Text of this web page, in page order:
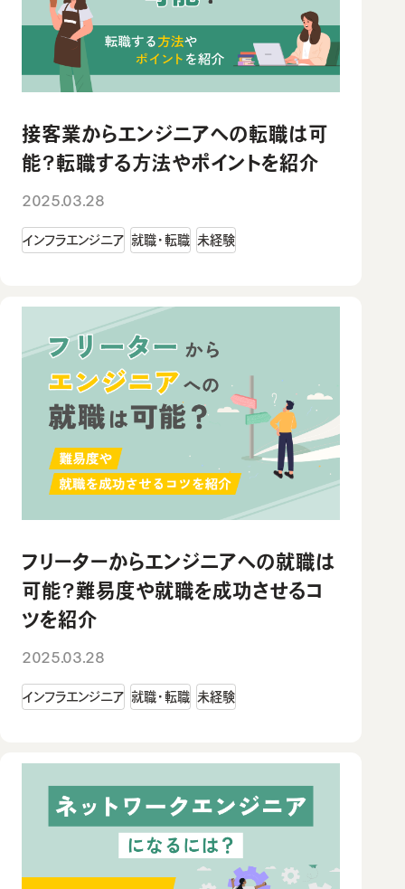
接客業からエンジニアへの転職は可
能？転職する方法やポイントを紹介
2025.03.28
インフラエンジニア 就職・転職 未経験
フリーターからエンジニアへの就職は
可能？難易度や就職を成功させるコ
ツを紹介
2025.03.28
インフラエンジニア 就職・転職 未経験